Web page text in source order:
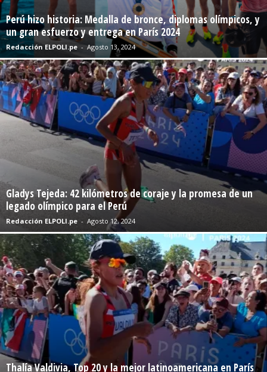
Perú hizo historia: Medalla de bronce, diplomas olímpicos, y
un gran esfuerzo y entrega en París 2024
Redacción ELPOLI.pe - Agosto 13, 2024
Gladys Tejeda: 42 kilómetros de coraje y la promesa de un
legado olímpico para el Perú
Redacción ELPOLI.pe - Agosto 12, 2024
Thalía Valdivia, Top 20 y la mejor latinoamericana en París